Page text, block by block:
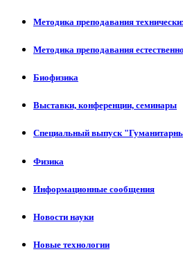
Методика преподавания
Методика преподавания
Биофизика
Выставки, конференции, семинары
Специальный выпуск
Физика
Информационные сообщения
Новости науки
Новые технологии